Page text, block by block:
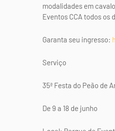
modalidades em
Eventos CCA todos os
Garanta seu ingresso:
Serviço
35ª Festa do Peão de
De 9 a 18 de junho